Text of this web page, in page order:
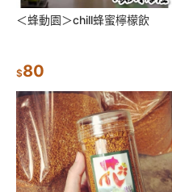
＜蜂動園＞chill蜂蜜檸檬飲
$80